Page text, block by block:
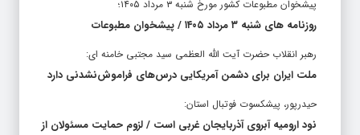
پیشخوان مطبوعات کشور مورخ شنبه ۳ مرداد ۱۴۰۵؛
روزنامه های شنبه ۳ مرداد ۱۴۰۵ / پیشخوان مطبوعات
رهبر انقلاب حضرت آیت الله العظمی سید مجتبی خامنه ای:
ملت ایران برای دشمن آمریکایی درس‌های فراموش‌نشدنی دارد
حیدرپور، پیشکسوت فوتبال استان:
نود ارومیه آبروی آذربایجان غربی است / لزوم حمایت مسئولان از